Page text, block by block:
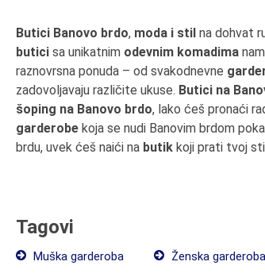
Butici Banovo brdo, moda i stil na dohvat
butici sa unikatnim odevnim komadima
raznovrsna ponuda – od svakodnevne
zadovoljavaju različite ukuse. Butici na
šoping na Banovo brdo, lako ćeš pronaći
garderobe koja se nudi Banovim brdom
brdu, uvek ćeš naići na butik koji prati tvoj
Tagovi
Muška garderoba Ženska garderoba